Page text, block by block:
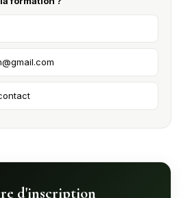
d'inscription
2026
2026